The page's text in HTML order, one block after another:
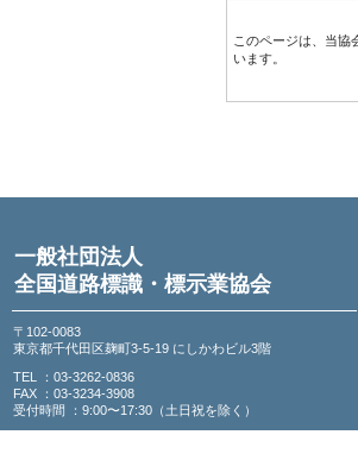
このページは、当協
います。
一般社団法人
全国道路標識・標示業協会
〒102-0083
東京都千代田区麹町3-5-19 にしかわビル3階
TEL ：03-3262-0836
FAX ：03-3234-3908
受付時間 ：9:00〜17:30（土日祝を除く）